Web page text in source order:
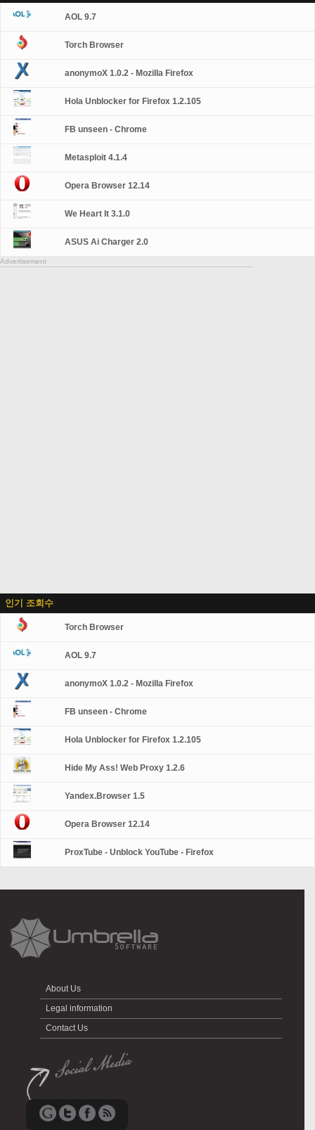
AOL 9.7
Torch Browser
anonymoX 1.0.2 - Mozilla Firefox
Hola Unblocker for Firefox 1.2.105
FB unseen - Chrome
Metasploit 4.1.4
Opera Browser 12.14
We Heart It 3.1.0
ASUS Ai Charger 2.0
Advertisement
인기 조회수
Torch Browser
AOL 9.7
anonymoX 1.0.2 - Mozilla Firefox
FB unseen - Chrome
Hola Unblocker for Firefox 1.2.105
Hide My Ass! Web Proxy 1.2.6
Yandex.Browser 1.5
Opera Browser 12.14
ProxTube - Unblock YouTube - Firefox
About Us
Legal information
Contact Us